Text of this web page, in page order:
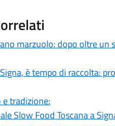
marzuolo: dopo oltre un
è tempo di raccolta:
tradizione:
Slow Food Toscana a